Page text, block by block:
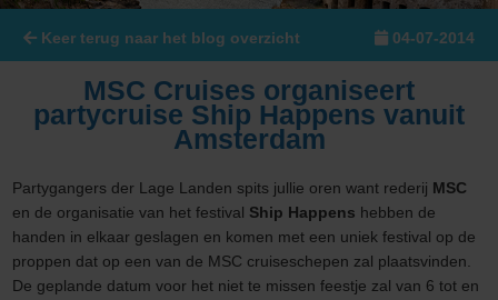
Keer terug naar het blog overzicht 04-07-2014
MSC Cruises organiseert
partycruise Ship Happens vanuit
Amsterdam
Partygangers der Lage Landen spits jullie oren want rederij MSC
en de organisatie van het festival Ship Happens hebben de
handen in elkaar geslagen en komen met een uniek festival op de
proppen dat op een van de MSC cruiseschepen zal plaatsvinden.
De geplande datum voor het niet te missen feestje zal van 6 tot en